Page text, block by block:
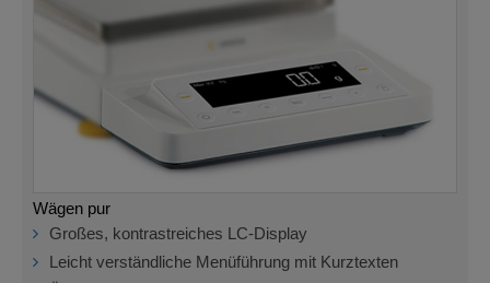
Wägen pur
Großes, kontrastreiches LC-Display
Leicht verständliche Menüführung mit Kurztexten